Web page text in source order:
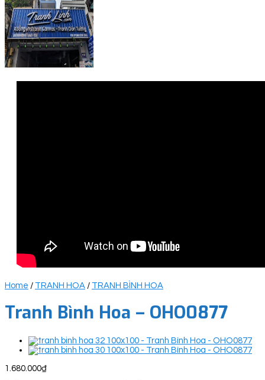
Home / TRANH HOA / TRANH BÌNH HOA
Tranh Bình Hoa – OHO0877
1.680.000₫